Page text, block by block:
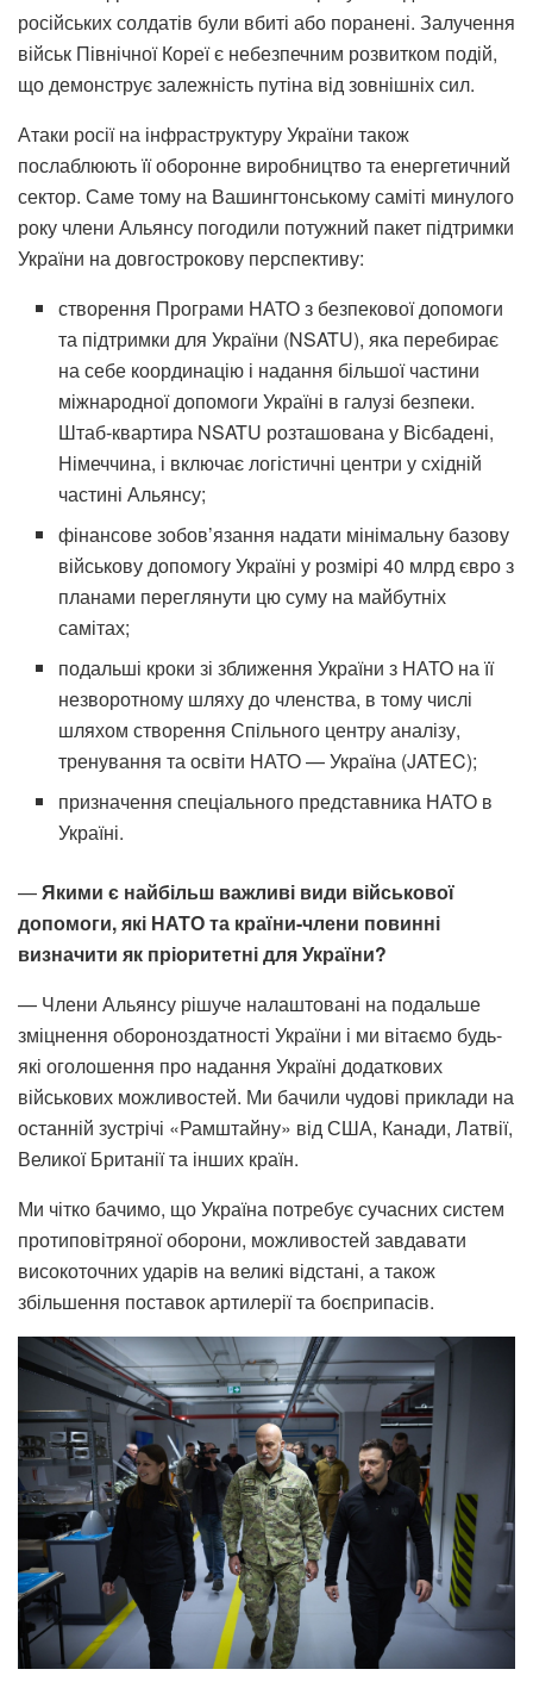
російських солдатів були вбиті або поранені. Залучення
військ Північної Кореї є небезпечним розвитком подій,
що демонструє залежність путіна від зовнішніх сил.
Атаки росії на інфраструктуру України також
послаблюють її оборонне виробництво та енергетичний
сектор. Саме тому на Вашингтонському саміті минулого
року члени Альянсу погодили потужний пакет підтримки
України на довгострокову перспективу:
створення Програми НАТО з безпекової допомоги
та підтримки для України (NSATU), яка перебирає
на себе координацію і надання більшої частини
міжнародної допомоги Україні в галузі безпеки.
Штаб-квартира NSATU розташована у Вісбадені,
Німеччина, і включає логістичні центри у східній
частині Альянсу;
фінансове зобов’язання надати мінімальну базову
військову допомогу Україні у розмірі 40 млрд євро з
планами переглянути цю суму на майбутніх
самітах;
подальші кроки зі зближення України з НАТО на її
незворотному шляху до членства, в тому числі
шляхом створення Спільного центру аналізу,
тренування та освіти НАТО — Україна (JATEC);
призначення спеціального представника НАТО в
Україні.
—Якими є найбільш важливі види військової
допомоги, які НАТО та країни-члени повинні
визначити як пріоритетні для України?
— Члени Альянсу рішуче налаштовані на подальше
зміцнення обороноздатності України і ми вітаємо будь-
які оголошення про надання Україні додаткових
військових можливостей. Ми бачили чудові приклади на
останній зустрічі «Рамштайну» від США, Канади, Латвії,
Великої Британії та інших країн.
Ми чітко бачимо, що Україна потребує сучасних систем
протиповітряної оборони, можливостей завдавати
високоточних ударів на великі відстані, а також
збільшення поставок артилерії та боєприпасів.